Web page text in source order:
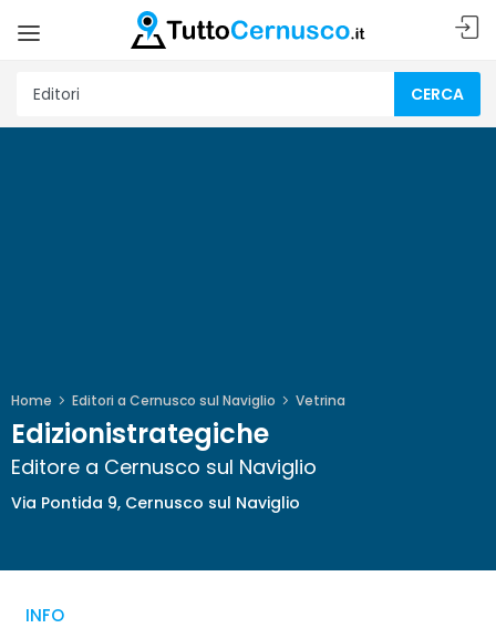
CERCA
Home Editori a Cernusco sul Naviglio Vetrina
Edizionistrategiche
Editore a Cernusco sul Naviglio
Via Pontida 9, Cernusco sul Naviglio
INFO